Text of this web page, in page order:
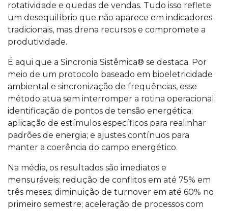
rotatividade e quedas de vendas. Tudo isso reflete
um desequilíbrio que não aparece em indicadores
tradicionais, mas drena recursos e compromete a
produtividade.
É aqui que a Sincronia Sistêmica® se destaca. Por
meio de um protocolo baseado em bioeletricidade
ambiental e sincronização de frequências, esse
método atua sem interromper a rotina operacional:
identificação de pontos de tensão energética;
aplicação de estímulos específicos para realinhar
padrões de energia; e ajustes contínuos para
manter a coerência do campo energético.
Na média, os resultados são imediatos e
mensuráveis: redução de conflitos em até 75% em
três meses; diminuição de turnover em até 60% no
primeiro semestre; aceleração de processos com